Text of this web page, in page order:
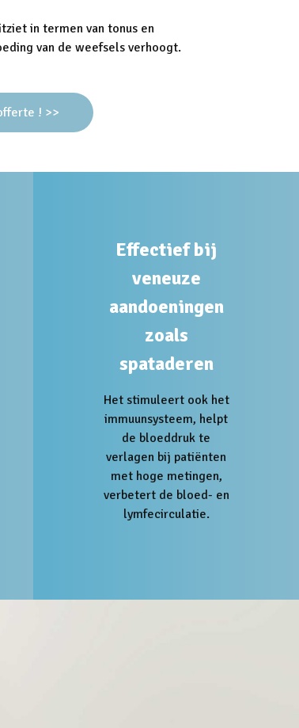
in termen van tonus en
van de weefsels verhoogt.
! >>
Effectief bij
veneuze
aandoeningen
zoals
spataderen
Het stimuleert ook het
immuunsysteem, helpt
de bloeddruk te
verlagen bij patiënten
met hoge metingen,
verbetert de bloed- en
lymfecirculatie.